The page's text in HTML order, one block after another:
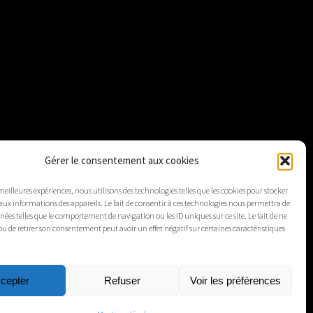
Gérer le consentement aux cookies
expériences, nous utilisons des technologies telles que les cookies pour stocker
informations des appareils. Le fait de consentir à ces technologies nous permettra de
telles que le comportement de navigation ou les ID uniques sur ce site. Le fait de ne
de retirer son consentement peut avoir un effet négatif sur certaines caractéristiques
Refuser Voir les préférences